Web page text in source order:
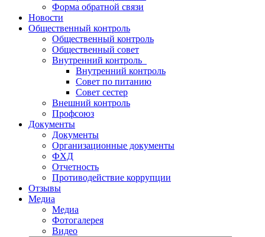
Форма обратной связи
Новости
Общественный контроль
Общественный контроль
Общественный совет
Внутренний контроль
Внутренний контроль
Совет по питанию
Совет сестер
Внешний контроль
Профсоюз
Документы
Документы
Организационные документы
ФХД
Отчетность
Противодействие коррупции
Отзывы
Медиа
Медиа
Фотогалерея
Видео